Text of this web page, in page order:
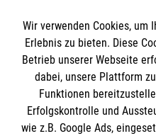
Empfänger: Malteser
IBAN: DE10 3706 0120
BIC: GENODED 1PA7
Wir verwenden Cookies, um
Erlebnis zu bieten. Diese
Betrieb unserer Webseite
dabei, unsere Plattform
Funktionen
Erfolgskontrolle und
wie z.B. Google Ads,